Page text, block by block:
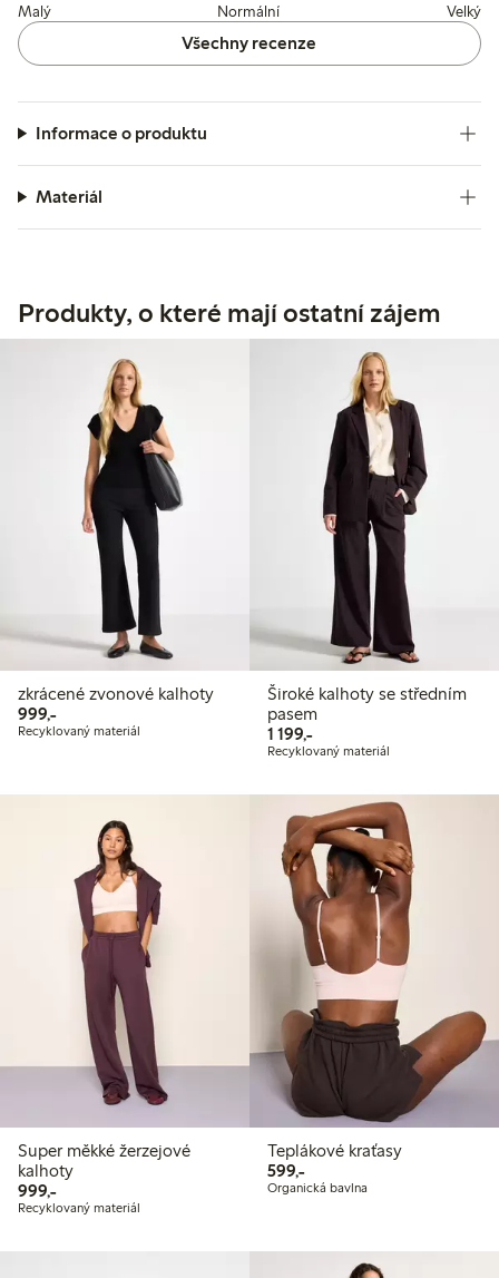
Malý Normální Velký
Všechny recenze
Informace o produktu
Materiál
Produkty, o které mají ostatní zájem
zkrácené zvonové kalhoty
999,-999,00 Kč
Recyklovaný materiál
Široké kalhoty se středním
pasem
1 199,-1 199,00 Kč
Recyklovaný materiál
Super měkké žerzejové
kalhoty
999,-999,00 Kč
Recyklovaný materiál
Teplákové kraťasy
599,-599,00 Kč
Organická bavlna